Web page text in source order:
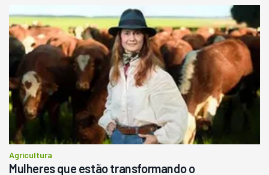
Agricultura
Mulheres que estão transformando o